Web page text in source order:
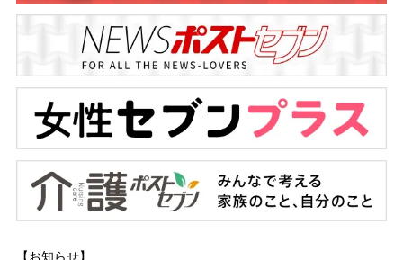
【お知らせ】